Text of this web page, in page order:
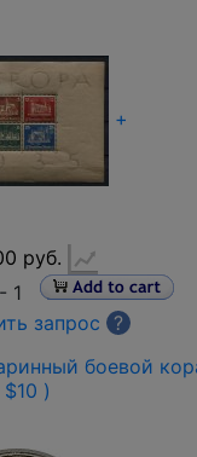
+
руб.
1
запрос
?
боевой
$10 )